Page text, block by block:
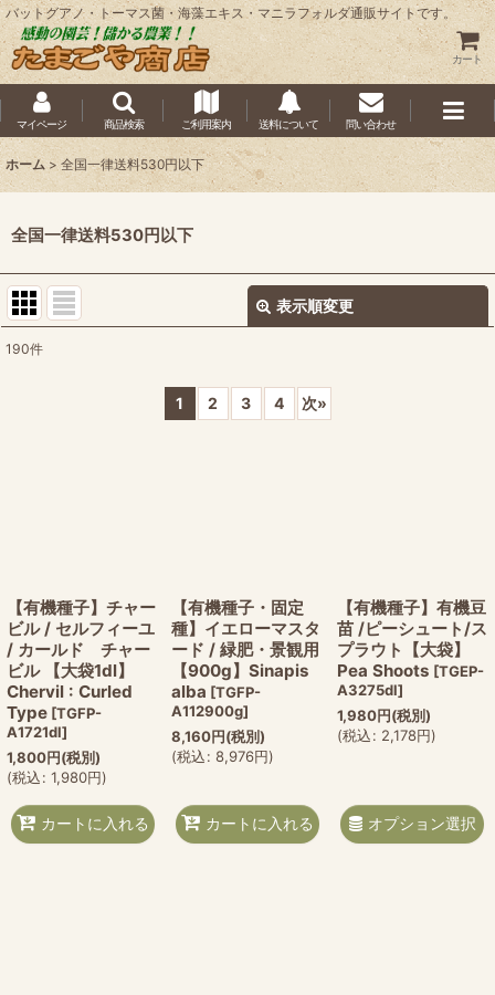
バットグアノ・トーマス菌・海藻エキス・マニラフォルダ通販サイトです。
カート
マイページ 商品検索 ご利用案内 送料について 問い合わせ
ホーム > 全国一律送料530円以下
全国一律送料530円以下
表示順変更
190件
1 2 3 4 次»
【有機種子】チャー
ビル / セルフィーユ
/ カールド チャー
ビル 【大袋1dl】
Chervil : Curled
Type [TGFP-
A1721dl]
1,800円(税別)
(税込: 1,980円)
カートに入れる
【有機種子・固定
種】イエローマスタ
ード / 緑肥・景観用
【900g】Sinapis
alba [TGFP-
A112900g]
8,160円(税別)
(税込: 8,976円)
カートに入れる
【有機種子】有機豆
苗 /ピーシュート/ス
プラウト【大袋】
Pea Shoots [TGEP-
A3275dl]
1,980円(税別)
(税込: 2,178円)
オプション選択